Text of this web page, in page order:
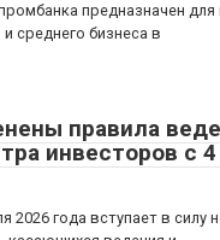
предназначен
среднего бизнеса в
правила
инвесторов с
2026 года вступает в силу